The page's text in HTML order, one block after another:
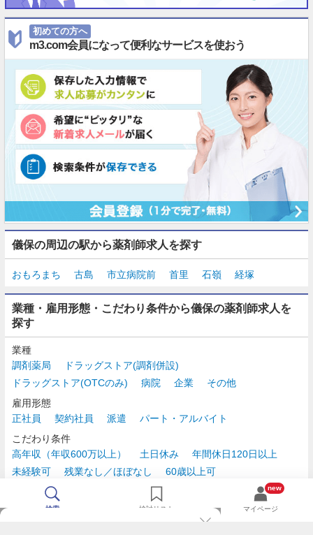
初めての方へ
m3.com会員になって便利なサービスを使おう
儀保の周辺の駅から薬剤師求人を探す
おもろまち 古島 市立病院前 首里 石嶺 経塚
業種・雇用形態・こだわり条件から儀保の薬剤師求人を
探す
業種
調剤薬局
ドラッグストア(調剤併設)
ドラッグストア(OTCのみ)
病院 企業
その他
雇用形態
正社員
契約社員 派遣
パート・アルバイト
こだわり条件
高年収（年収600万以上）
土日休み
年間休日120日以上
未経験可
残業なし／ほぼなし
60歳以上可
時給2,500円以上
検索 検討リスト
new
マイページ